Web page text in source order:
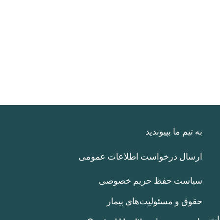
به تیم ما بپیوندید
ارسال درخواست اطلاعات عمومی
سیاست حفظ حریم خصوصی
حقوق و مسئولیت‌های بیمار